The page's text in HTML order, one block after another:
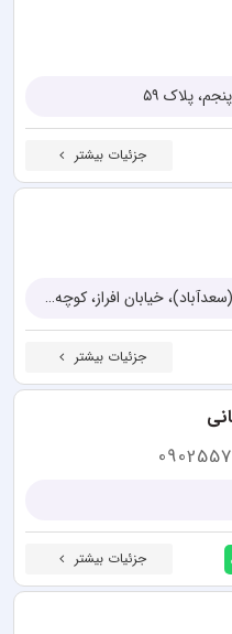
پلاک ۵۹
جزئیات بیشتر
تهران، میدان تجریش، خیابان ملکی (سعدآباد)، خیابان افراز، کوچه انوش، پلاک 5
جزئیات بیشتر
جزئیات بیشتر